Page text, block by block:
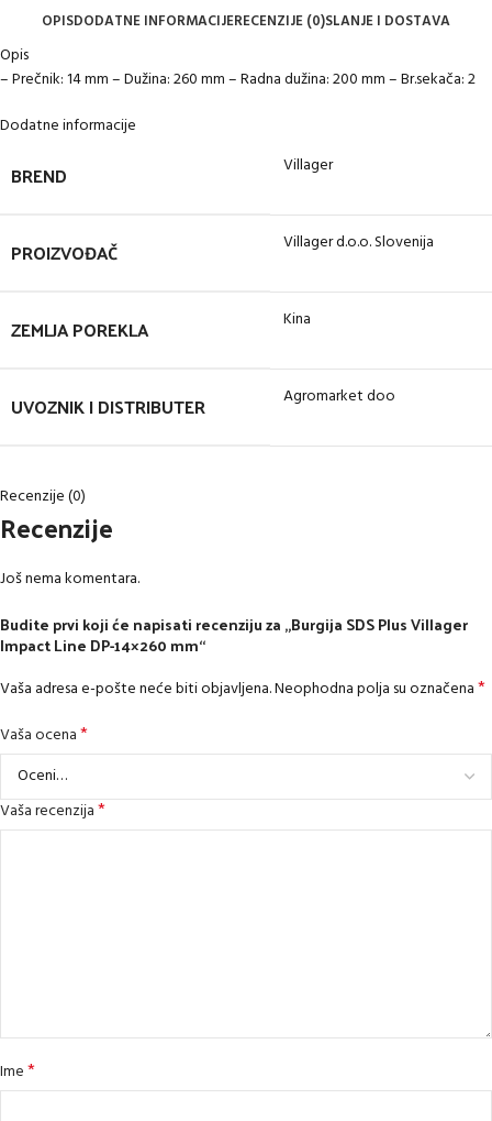
OPISDODATNE INFORMACIJERECENZIJE (0)SLANJE I DOSTAVA
Opis
– Prečnik: 14 mm – Dužina: 260 mm – Radna dužina: 200 mm – Br.sekača: 2
Dodatne informacije
BREND Villager
PROIZVOĐAČ Villager d.o.o. Slovenija
ZEMLJA POREKLA Kina
UVOZNIK I DISTRIBUTER Agromarket doo
Recenzije (0)
Recenzije
Još nema komentara.
Budite prvi koji će napisati recenziju za „Burgija SDS Plus Villager
Impact Line DP-14×260 mm“
Vaša adresa e-pošte neće biti objavljena.Neophodna polja su označena*
Vaša ocena*
Vaša recenzija*
Ime*